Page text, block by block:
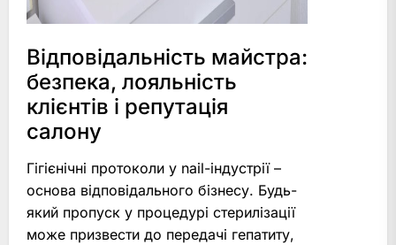
Відповідальність майстра:
безпека, лояльність
клієнтів і репутація
салону
Гігієнічні протоколи у nail-індустрії –
основа відповідального бізнесу. Будь-
який пропуск у процедурі стерилізації
може призвести до передачі гепатиту,